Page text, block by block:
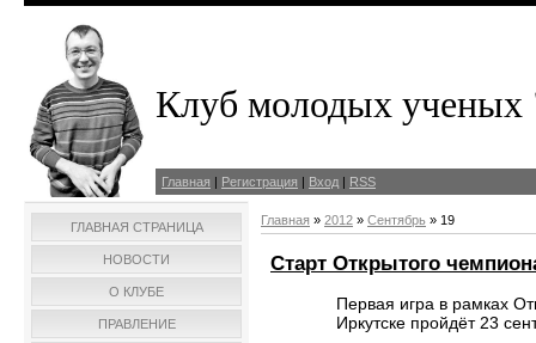
Клуб молодых
Главная | Регистрация | Вход | RSS
ГЛАВНАЯ СТРАНИЦА
НОВОСТИ
О КЛУБЕ
ПРАВЛЕНИЕ
Главная » 2012 » Сентябрь » 19
Старт Открытого
Первая игра в рамках
Иркутске пройдёт 23